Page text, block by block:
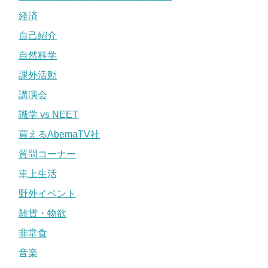
経済
自己紹介
自然科学
課外活動
講演会
識学 vs NEET
買えるAbemaTV社
質問コーナー
車上生活
野外イベント
雑貨・物欲
非常食
音楽